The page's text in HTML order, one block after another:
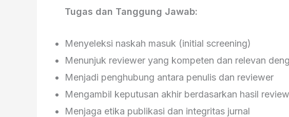
Tugas dan Tanggung Jawab:
Menyeleksi naskah masuk (initial screening)
Menunjuk reviewer yang kompeten dan relevan
Menjadi penghubung antara penulis dan reviewer
Mengambil keputusan akhir berdasarkan hasil review
Menjaga etika publikasi dan integritas jurnal